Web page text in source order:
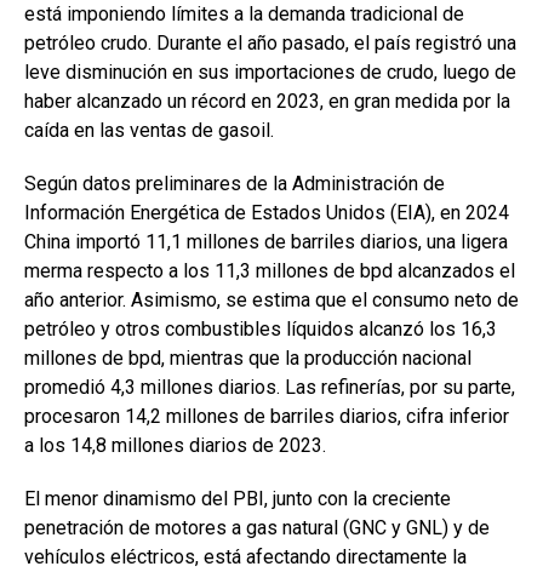
está imponiendo límites a la demanda tradicional de
petróleo crudo. Durante el año pasado, el país registró una
leve disminución en sus importaciones de crudo, luego de
haber alcanzado un récord en 2023, en gran medida por la
caída en las ventas de gasoil.
Según datos preliminares de la Administración de
Información Energética de Estados Unidos (EIA), en 2024
China importó 11,1 millones de barriles diarios, una ligera
merma respecto a los 11,3 millones de bpd alcanzados el
año anterior. Asimismo, se estima que el consumo neto de
petróleo y otros combustibles líquidos alcanzó los 16,3
millones de bpd, mientras que la producción nacional
promedió 4,3 millones diarios. Las refinerías, por su parte,
procesaron 14,2 millones de barriles diarios, cifra inferior
a los 14,8 millones diarios de 2023.
El menor dinamismo del PBI, junto con la creciente
penetración de motores a gas natural (GNC y GNL) y de
vehículos eléctricos, está afectando directamente la